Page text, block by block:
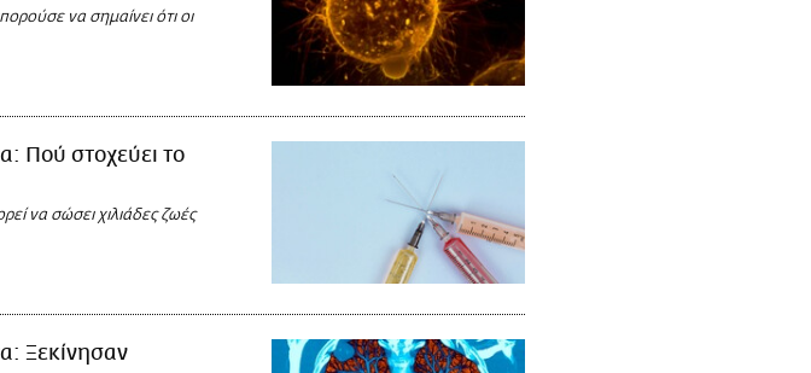
να σημαίνει ότι οι
Πού στοχεύει το
να σώσει χιλιάδες ζωές
Ξεκίνησαν